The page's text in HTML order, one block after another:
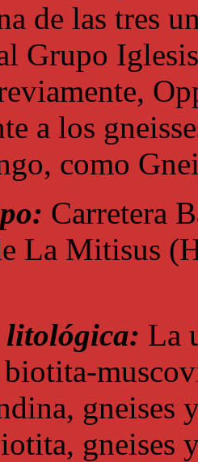
de las tres
Grupo
a los
como
Carretera
La Mitisus
litológica: La
gneises
gneises